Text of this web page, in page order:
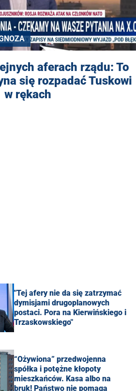
aferach rządu: To
się rozpadać Tuskowi
w rękach
"Tej afery nie da się zatrzymać
dymisjami drugoplanowych
postaci. Pora na Kierwińskiego i
Trzaskowskiego"
“Ożywiona” przedwojenna
spółka i potężne kłopoty
mieszkańców. Kasa albo na
bruk! Państwo nie pomaga